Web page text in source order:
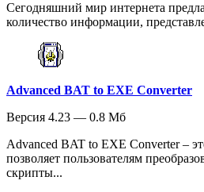
Сегодняшний мир интернета
количество информации,
Advanced BAT to EXE Converter
Версия 4.23 — 0.8 Мб
Advanced BAT to EXE Converter –
позволяет пользователям
скрипты...